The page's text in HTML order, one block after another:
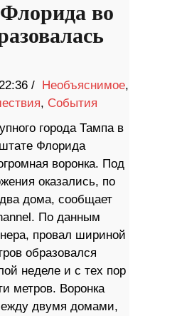
во
22:36 / Необъяснимое,
, События
города Тампа в
Флорида
воронка. Под
оказались, по
дома, сообщает
По данным
провал шириной
образовался
неделе и с тех пор
метров. Воронка
двумя домами,